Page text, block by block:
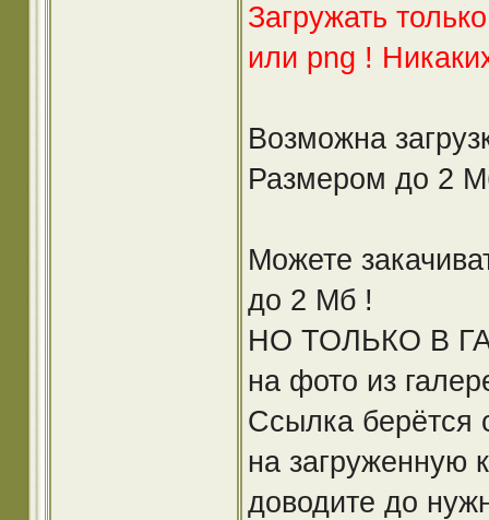
Загружать
или png !
Возможна
Размером до 2
Можете
до 2 Мб !
НО ТОЛЬКО В
на фото из
Ссылка
на загруженную
доводите до